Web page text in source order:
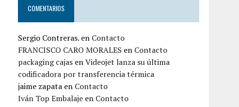
COMENTARIOS
Sergio Contreras. en Contacto
FRANCISCO CARO MORALES en Contacto
packaging cajas enVideojet lanza su última
codificadora por transferencia térmica
jaime zapata en Contacto
Iván Top Embalaje en Contacto